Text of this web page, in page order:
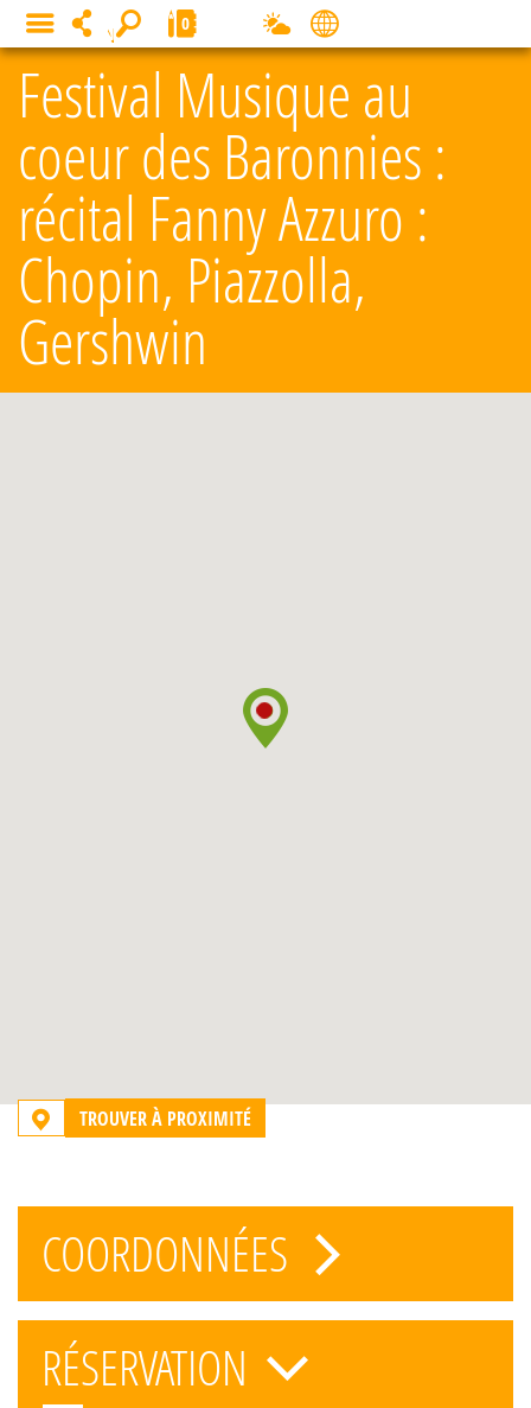
Festival Musique au
coeur des Baronnies :
récital Fanny Azzuro :
Chopin, Piazzolla,
Gershwin
TROUVER À PROXIMITÉ
COORDONNÉES
RÉSERVATION
MENU 0
Panneau de gestion des cookies